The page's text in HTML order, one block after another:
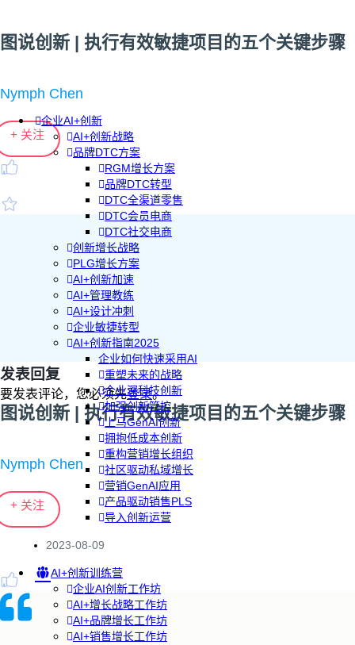
企业AI+创新
AI+创新战略
品牌DTC方案
RGM增长方案
品牌DTC转型
DTC全渠道零售
DTC会员电商
DTC社交电商
创新增长战略
PLG增长方案
AI+创新加速
AI+管理教练
AI+设计冲刺
企业敏捷转型
AI+创新指南2025
企业如何快速采用AI
重塑未来的战略
企业深科技创新
加强创新管控
上马GenAI创新
拥抱低成本创新
重构营销增长组织
社区驱动私域增长
营销GenAI应用
产品驱动销售PLS
导入创新运营
AI+创新训练营
企业AI创新工作坊
AI+增长战略工作坊
AI+品牌增长工作坊
AI+销售增长工作坊
图说创新 | 执行有效敏捷项目的五个关键步骤
Nymph Chen
+ 关注
发表回复
要发表评论，您必须先登录。
图说创新 | 执行有效敏捷项目的五个关键步骤
Nymph Chen
+ 关注
2023-08-09